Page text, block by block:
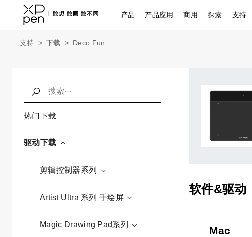
产品 产品应用 商用 探索 支持
支持 > 下载 > Deco Fun
热门下载
驱动下载
剪辑控制器系列
Artist Ultra 系列 手绘屏
Magic Drawing Pad系列
软件&驱动
Mac